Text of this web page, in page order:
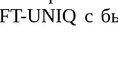
UNIQ с